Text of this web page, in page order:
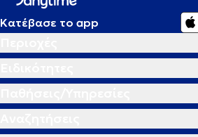
Κατέβασε το app